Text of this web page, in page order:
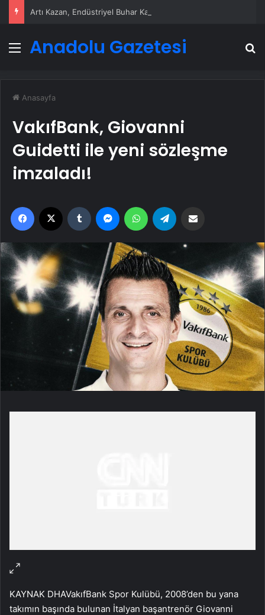
Menü
Anadolu Gazetesi
Anasayfa
VakıfBank, Giovanni
Guidetti ile yeni sözleşme
imzaladı!
Facebook Tumblr MessengerWhatsApp
KAYNAK DHAVakıfBank Spor Kulübü, 2008’den bu yana
takımın başında bulunan İtalyan başantrenör Giovanni